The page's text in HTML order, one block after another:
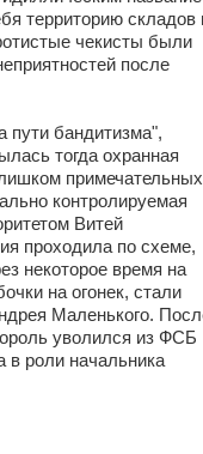
территорию складов
чекисты были
после
пути бандитизма",
тогда охранная
примечательных
контролируемая
Витей
проходила по схеме,
некоторое время на
на огонек, стали
Маленького.
уволился из ФСБ
в роли начальника